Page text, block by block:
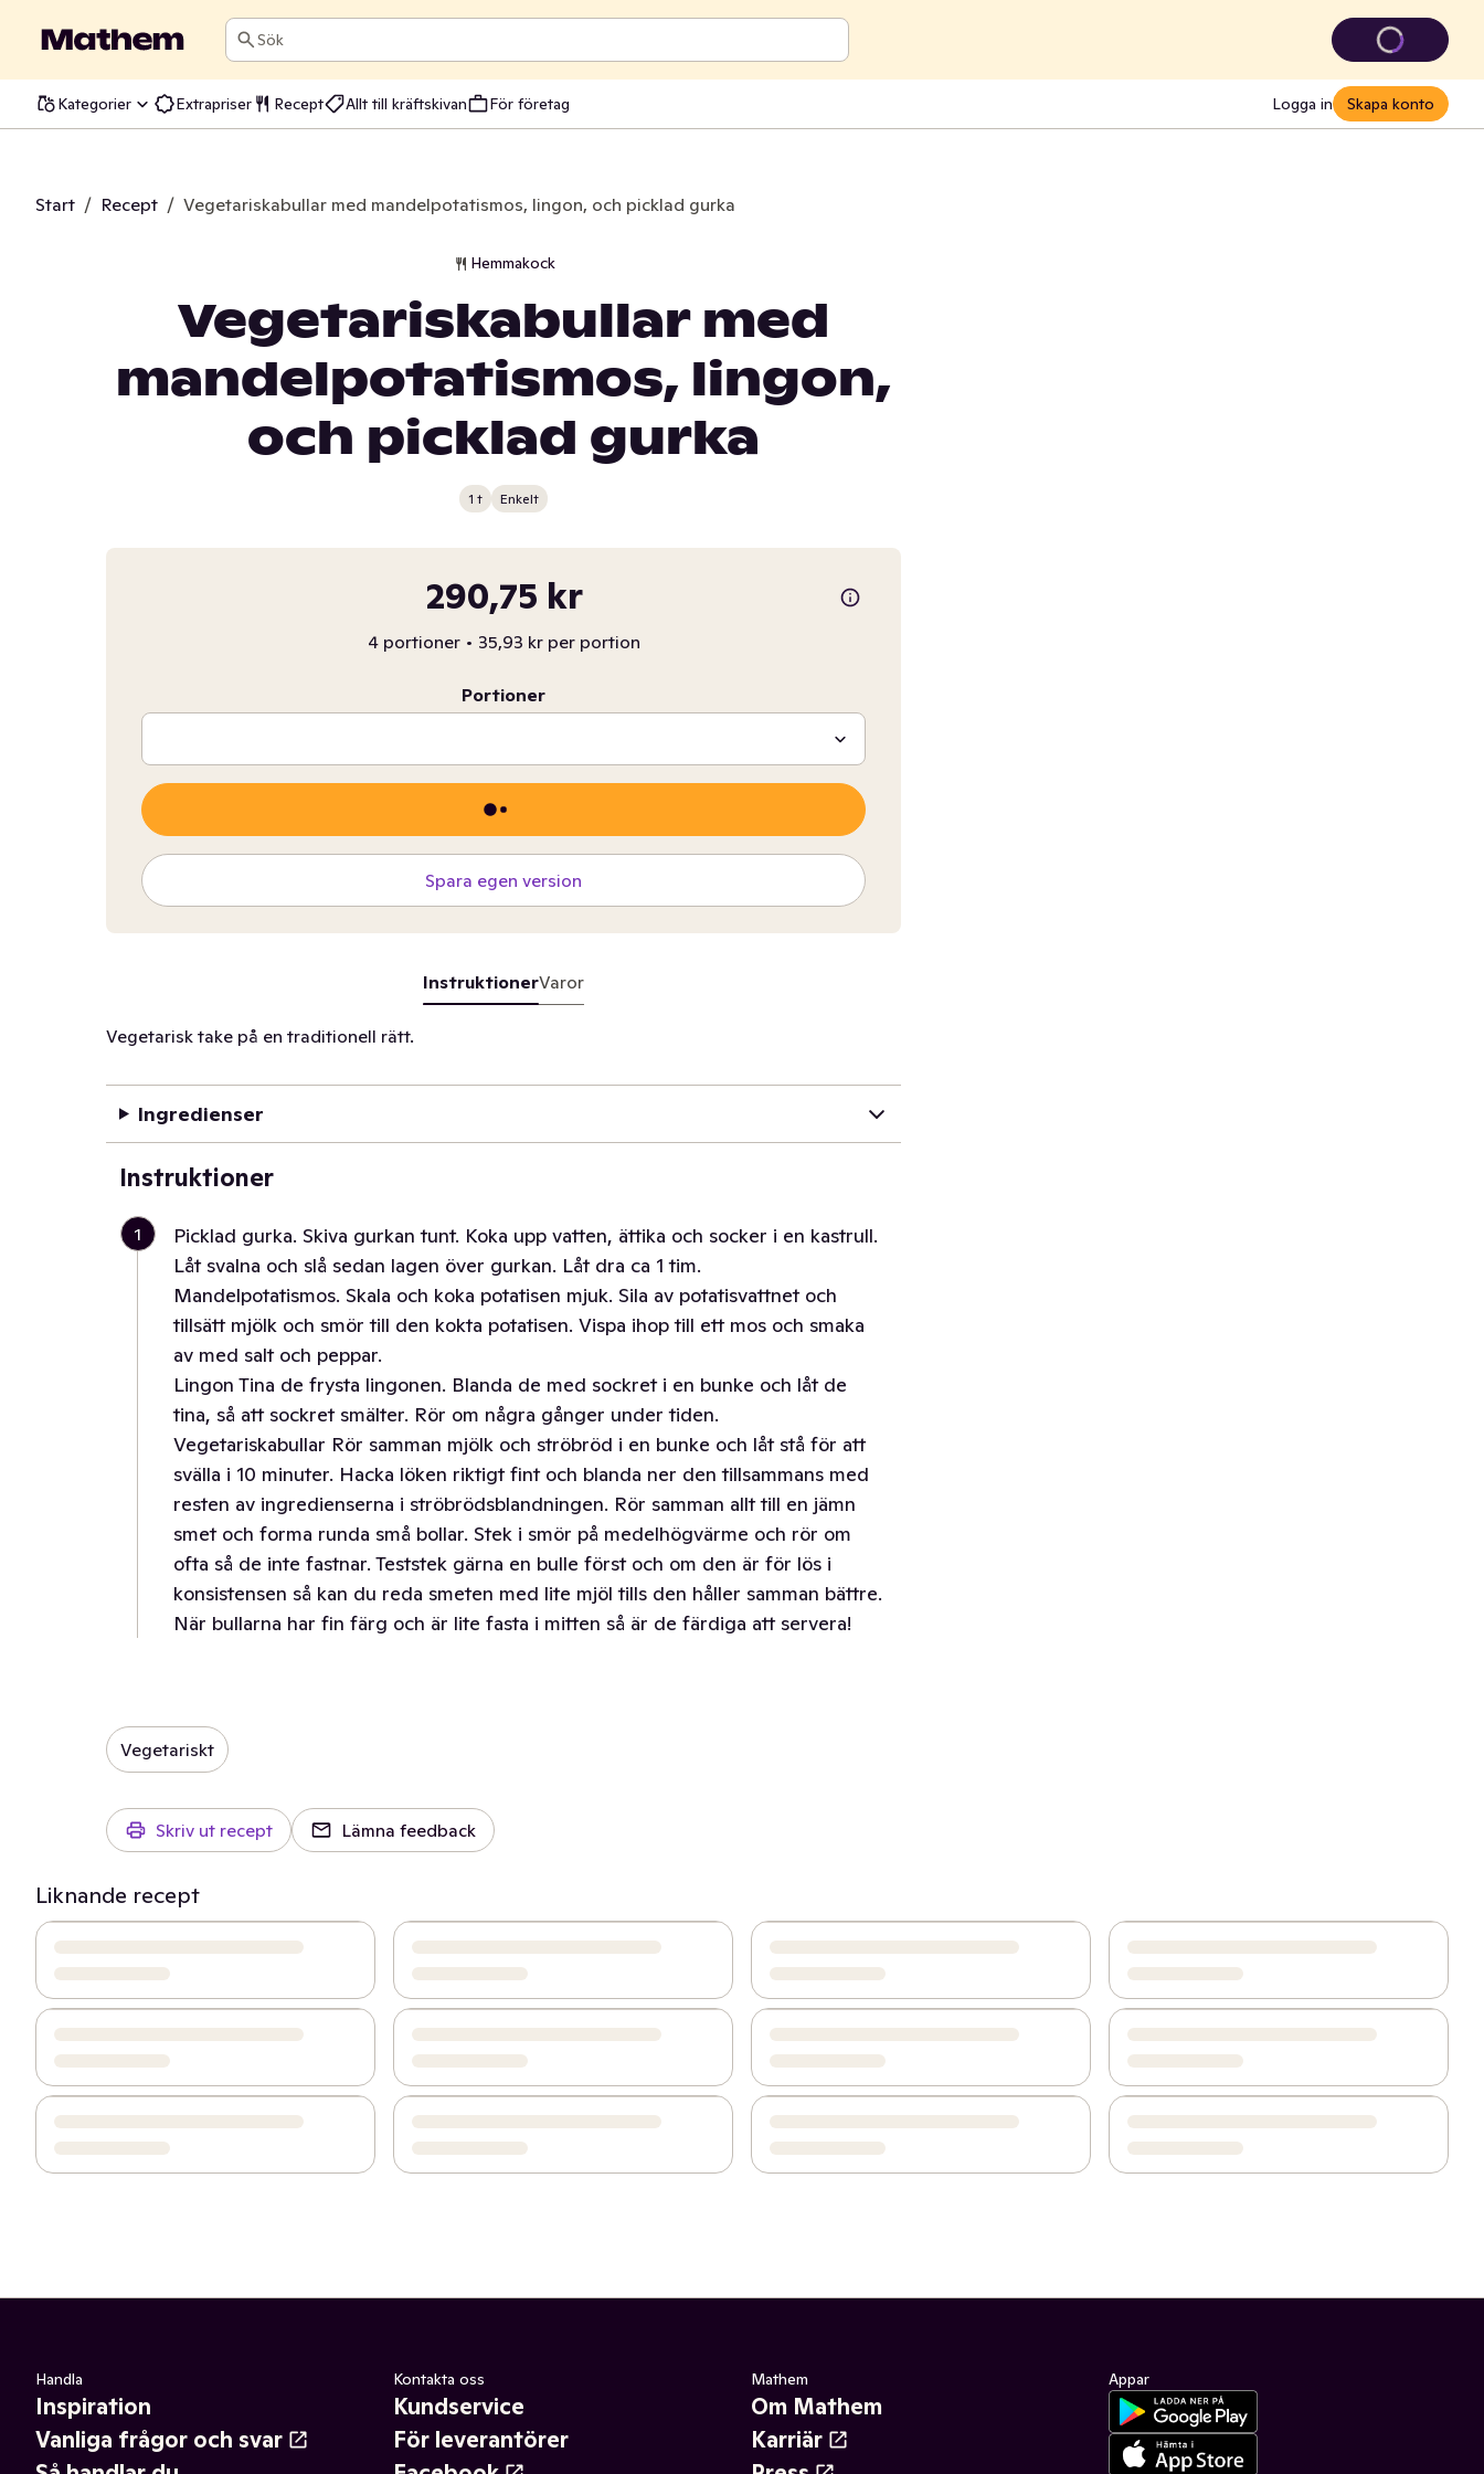
Sök
Kategorier Extrapriser Recept Allt till kräftskivan För företag Logga in Skapa konto
Start / Recept / Vegetariskabullar med mandelpotatismos, lingon, och picklad gurka
Hemmakock
Vegetariskabullar med
mandelpotatismos, lingon,
och picklad gurka
1 t Enkelt
290,75 kr
4 portioner • 35,93 kr per portion
Portioner
Spara egen version
InstruktionerVaror
Vegetarisk take på en traditionell rätt.
Ingredienser
Instruktioner
1
Picklad gurka. Skiva gurkan tunt. Koka upp vatten, ättika och socker i en kastrull.
Låt svalna och slå sedan lagen över gurkan. Låt dra ca 1 tim.
Mandelpotatismos. Skala och koka potatisen mjuk. Sila av potatisvattnet och
tillsätt mjölk och smör till den kokta potatisen. Vispa ihop till ett mos och smaka
av med salt och peppar.
Lingon Tina de frysta lingonen. Blanda de med sockret i en bunke och låt de
tina, så att sockret smälter. Rör om några gånger under tiden.
Vegetariskabullar Rör samman mjölk och ströbröd i en bunke och låt stå för att
svälla i 10 minuter. Hacka löken riktigt fint och blanda ner den tillsammans med
resten av ingredienserna i ströbrödsblandningen. Rör samman allt till en jämn
smet och forma runda små bollar. Stek i smör på medelhögvärme och rör om
ofta så de inte fastnar. Teststek gärna en bulle först och om den är för lös i
konsistensen så kan du reda smeten med lite mjöl tills den håller samman bättre.
När bullarna har fin färg och är lite fasta i mitten så är de färdiga att servera!
Vegetariskt
Skriv ut recept Lämna feedback
Liknande recept
Handla
Inspiration
Vanliga frågor och svar
Kontakta oss
Kundservice
För leverantörer
Mathem
Om Mathem
Karriär
Appar